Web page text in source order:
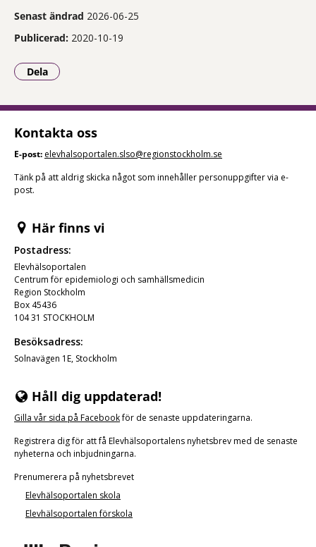
Senast ändrad 2026-06-25
Publicerad: 2020-10-19
Dela
- Klicka för att öppna delningsalternativ.
Kontakta oss
E-post: elevhalsoportalen.slso@regionstockholm.se
Tänk på att aldrig skicka något som innehåller personuppgifter via e-
post.
Här finns vi
Postadress:
Elevhälsoportalen
Centrum för epidemiologi och samhällsmedicin
Region Stockholm
Box 45436
104 31 STOCKHOLM
Besöksadress:
Solnavägen 1E, Stockholm
Håll dig uppdaterad!
Gilla vår sida på Facebookför de senaste uppdateringarna.
Registrera dig för att få Elevhälsoportalens nyhetsbrev med de senaste
nyheterna och inbjudningarna.
Prenumerera på nyhetsbrevet
Elevhälsoportalen skola
Elevhälsoportalen förskola